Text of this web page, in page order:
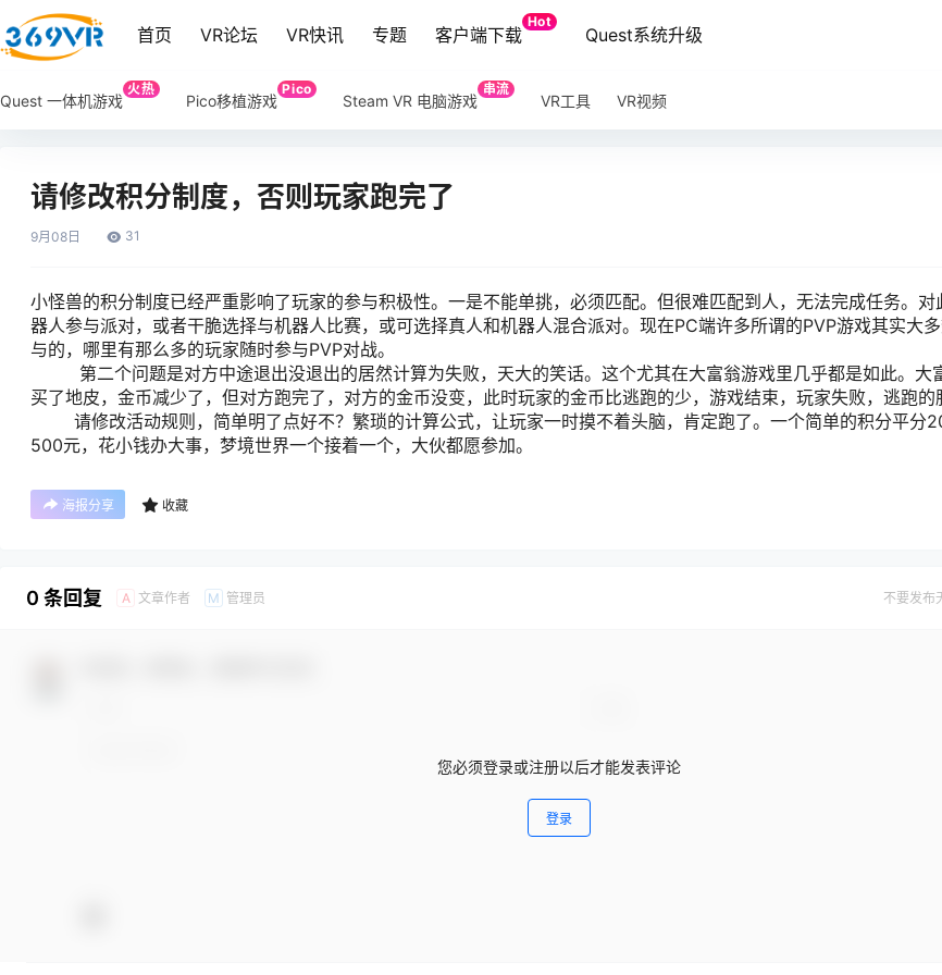
首页 VR论坛 VR快讯 专题 客户端下载
Hot
Quest系统升级
Quest 一体机游戏
火热
Pico移植游戏
Pico
Steam VR 电脑游戏
串流
VR工具 VR视频
请修改积分制度，否则玩家跑完了
9月 08日 31
小怪兽的积分制度已经严重影响了玩家的参与积极性。一是不能单挑，必须匹配。但很难匹配到人，无法完成任务。
器人参与派对，或者干脆选择与机器人比赛，或可选择真人和机器人混合派对。现在PC端许多所谓的PVP游戏其实大
与的，哪里有那么多的玩家随时参与PVP对战。
第二个问题是对方中途退出没退出的居然计算为失败，天大的笑话。这个尤其在大富翁游戏里几乎都是如此。大
买了地皮，金币减少了，但对方跑完了，对方的金币没变，此时玩家的金币比逃跑的少，游戏结束，玩家失败，逃跑的
请修改活动规则，简单明了点好不？繁琐的计算公式，让玩家一时摸不着头脑，肯定跑了。一个简单的积分平分
500元，花小钱办大事，梦境世界一个接着一个，大伙都愿参加。
海报分享 收藏
0 条回复 A 文章作者 M 管理员 不要发布
您必须登录或注册以后才能发表评论
登录